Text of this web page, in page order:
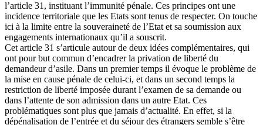
l’article 31, instituant l’immunité pénale. Ces principes ont une
incidence territoriale que les Etats sont tenus de respecter. On touche
ici à la limite entre la souveraineté de l’Etat et sa soumission aux
engagements internationaux qu’il a souscrit.
Cet article 31 s’articule autour de deux idées complémentaires, qui
ont pour but commun d’encadrer la privation de liberté du
demandeur d’asile. Dans un premier temps il évoque le problème de
la mise en cause pénale de celui-ci, et dans un second temps la
restriction de liberté imposée durant l’examen de sa demande ou
dans l’attente de son admission dans un autre Etat. Ces
problématiques sont plus que jamais d’actualité. En effet, si la
dépénalisation de l’entrée et du séjour des étrangers semble s’être